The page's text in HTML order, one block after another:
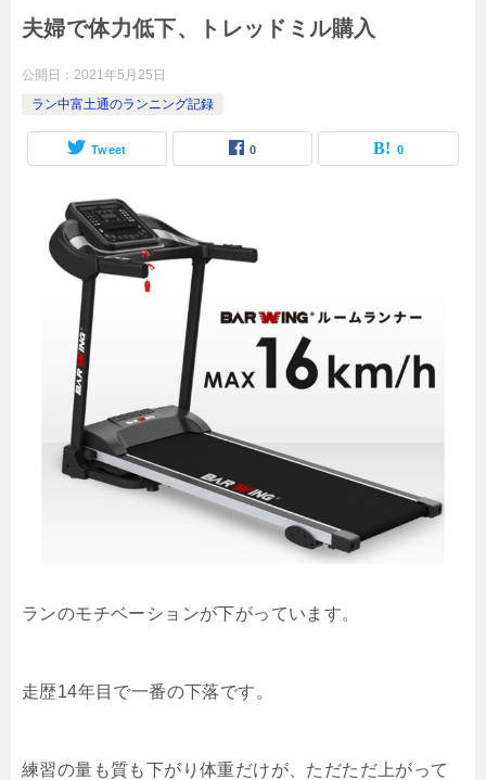
夫婦で体力低下、トレッドミル購入
公開日： 2021年5月25日
ラン中富土通のランニング記録
Tweet 0 0
ランのモチベーションが下がっています。
走歴14年目で一番の下落です。
練習の量も質も下がり体重だけが、ただただ上がって